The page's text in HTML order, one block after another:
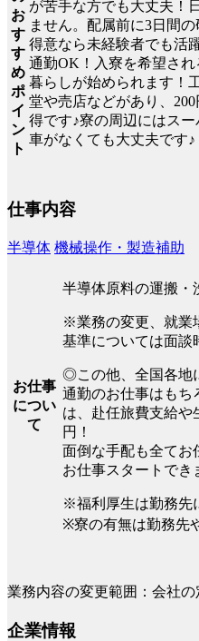
お
す
す
め
ポ
イ
ン
ト
が苦手な方でも大丈夫！
ません。配属前に3日間
得意なら未経験者でも活
通勤OK！入寮を希望さ
暮らしが始められます！
堂や売店などがあり、
得です♪寮の周辺にはスー
車がなくても大丈夫です♪
仕事内容
半導体 機械操作・製造補助
お仕事
につい
て
半導体原料の運搬・
※業務の変更、就業
基準については面談
◎この他、全国各地
通勤のお仕事はもち
は、赴任旅費支給や
円！
面倒な手配も全てお
お仕事スタートでき
※福利厚生は勤務先
※寮の有無は勤務先
業務内容の変更範囲：会社
企業情報